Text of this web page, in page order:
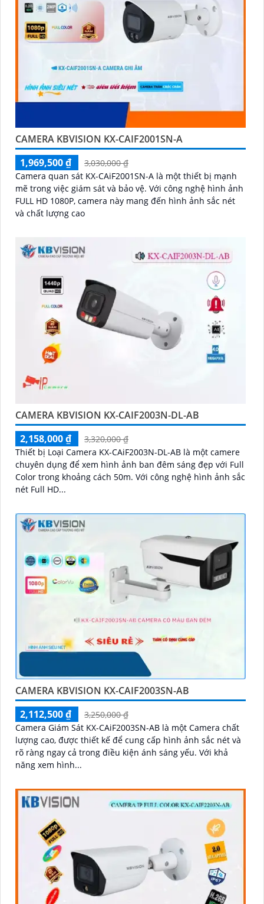
CAMERA KBVISION KX-CAIF2001SN-A
1,969,500 ₫
3,030,000 ₫
Camera quan sát KX-CAiF2001SN-A là một thiết bị mạnh
mẽ trong việc giám sát và bảo vệ. Với công nghệ hình ảnh
FULL HD 1080P, camera này mang đến hình ảnh sắc nét
và chất lượng cao
CAMERA KBVISION KX-CAIF2003N-DL-AB
2,158,000 ₫
3,320,000 ₫
Thiết bị Loại Camera KX-CAiF2003N-DL-AB là một camere
chuyên dụng để xem hình ảnh ban đêm sáng đẹp với Full
Color trong khoảng cách 50m. Với công nghệ hình ảnh sắc
nét Full HD...
CAMERA KBVISION KX-CAIF2003SN-AB
2,112,500 ₫
3,250,000 ₫
Camera Giám Sát KX-CAiF2003SN-AB là một Camera chất
lượng cao, được thiết kế để cung cấp hình ảnh sắc nét và
rõ ràng ngay cả trong điều kiện ánh sáng yếu. Với khả
năng xem hình...